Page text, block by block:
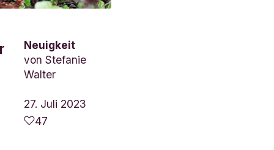
Neuigkeit
von Stefanie
Walter
27. Juli 2023
47